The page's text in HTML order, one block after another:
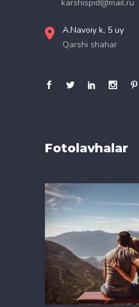
karshispid@mail.ru
A.Navoiy k, 5 uy
Qarshi shahar
Fotolavhalar